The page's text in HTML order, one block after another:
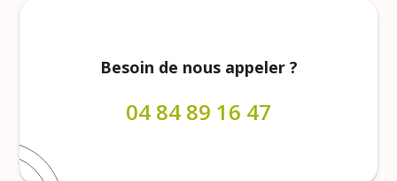
Besoin de nous appeler ?
04 84 89 16 47